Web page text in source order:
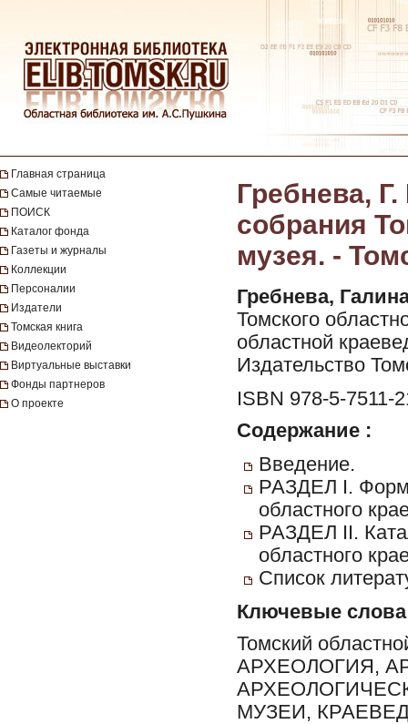
Главная страница
Самые читаемые
ПОИСК
Каталог фонда
Газеты и журналы
Коллекции
Персоналии
Издатели
Томская книга
Видеолекторий
Виртуальные выставки
Фонды партнеров
О проекте
Гребнева,
собрания
музея. -
Гребнева,
Томского
областной
Издательство
ISBN 978-5-7511-
Содержание :
Введение.
РАЗДЕЛ I.
областного
РАЗДЕЛ II.
областного
Список
Ключевые слова
Томский
АРХЕОЛОГИЯ,
МУЗЕИ,